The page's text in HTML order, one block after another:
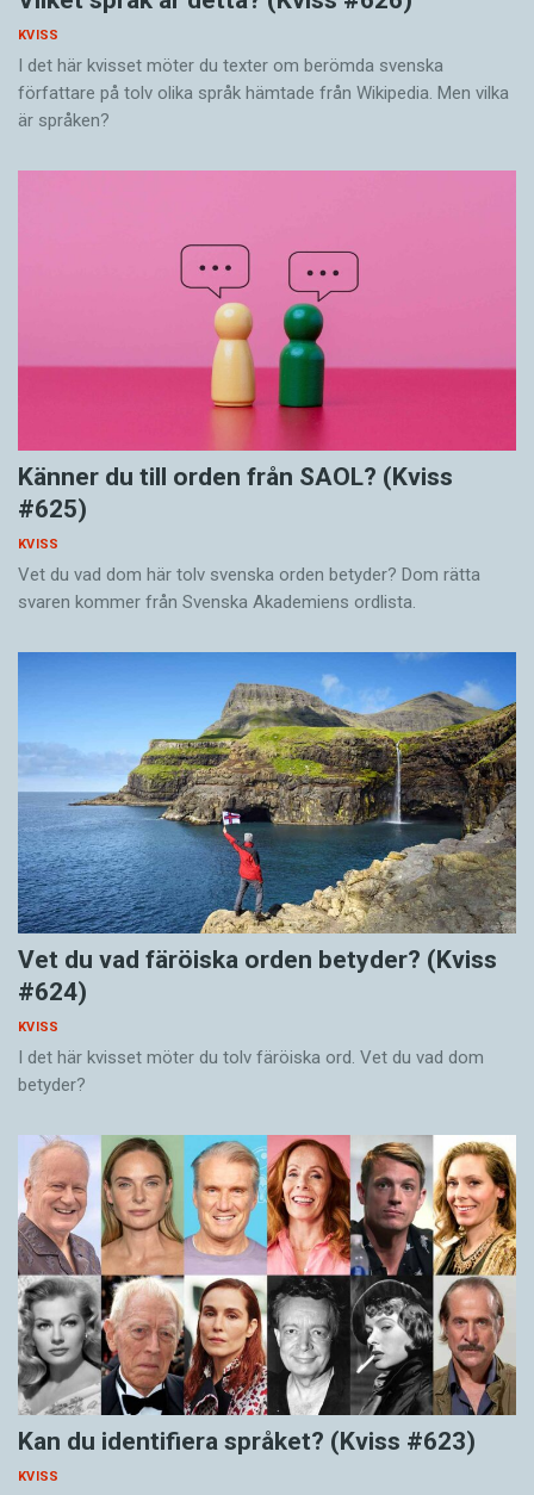
KVISS
I det här kvisset möter du texter om berömda svenska
författare på tolv olika språk hämtade från Wikipedia. Men vilka
är språken?
Känner du till orden från SAOL? (Kviss
#625)
KVISS
Vet du vad dom här tolv svenska orden betyder? Dom rätta
svaren kommer från Svenska Akademiens ordlista.
Vet du vad färöiska orden betyder? (Kviss
#624)
KVISS
I det här kvisset möter du tolv färöiska ord. Vet du vad dom
betyder?
Kan du identifiera språket? (Kviss #623)
KVISS